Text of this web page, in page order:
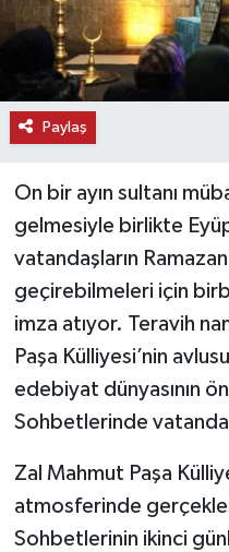
Paylaş
On bir ayın sultanı
gelmesiyle birlikte
vatandaşların
geçirebilmeleri için
imza atıyor. Teravih
Paşa Külliyesi’nin
edebiyat dünyasının
Sohbetlerinde
Zal Mahmut Paşa
atmosferinde
Sohbetlerinin ikinci
TİCARET
YAŞAM